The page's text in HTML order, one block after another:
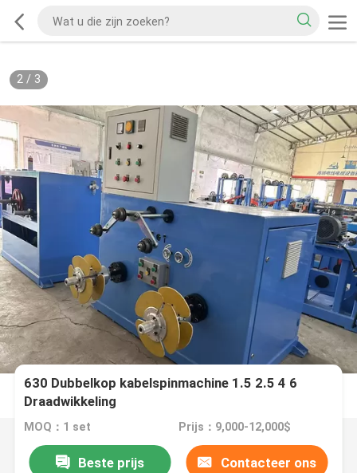
2/ 3
630 Dubbelkop kabelspinmachine 1.5 2.5 4 6
Draadwikkeling
MOQ：1 set Prijs：9,000-12,000$
Beste prijs Contacteer ons